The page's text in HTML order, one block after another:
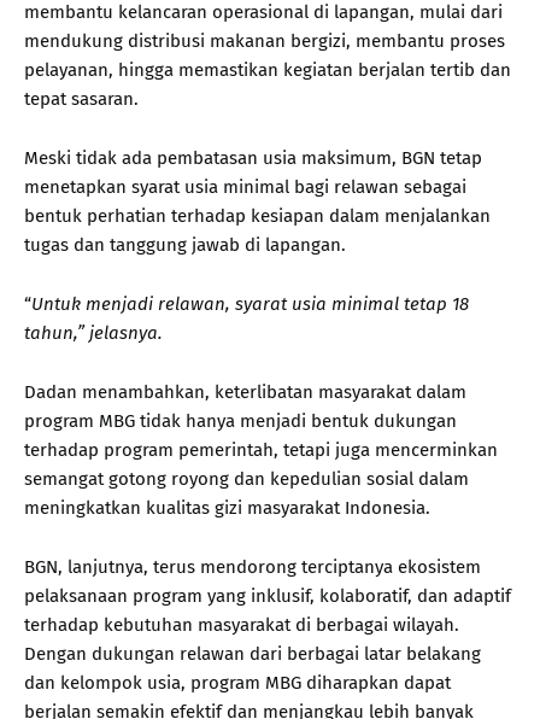
membantu kelancaran operasional di lapangan, mulai dari
mendukung distribusi makanan bergizi, membantu proses
pelayanan, hingga memastikan kegiatan berjalan tertib dan
tepat sasaran.
Meski tidak ada pembatasan usia maksimum, BGN tetap
menetapkan syarat usia minimal bagi relawan sebagai
bentuk perhatian terhadap kesiapan dalam menjalankan
tugas dan tanggung jawab di lapangan.
“Untuk menjadi relawan, syarat usia minimal tetap 18
tahun,” jelasnya.
Dadan menambahkan, keterlibatan masyarakat dalam
program MBG tidak hanya menjadi bentuk dukungan
terhadap program pemerintah, tetapi juga mencerminkan
semangat gotong royong dan kepedulian sosial dalam
meningkatkan kualitas gizi masyarakat Indonesia.
BGN, lanjutnya, terus mendorong terciptanya ekosistem
pelaksanaan program yang inklusif, kolaboratif, dan adaptif
terhadap kebutuhan masyarakat di berbagai wilayah.
Dengan dukungan relawan dari berbagai latar belakang
dan kelompok usia, program MBG diharapkan dapat
berjalan semakin efektif dan menjangkau lebih banyak